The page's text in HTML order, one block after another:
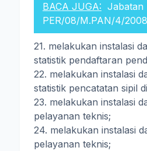
BACA JUGA: Jabatan
PER/08/M.PAN/4/2008
21. melakukan instalasi
statistik pendaftaran
22. melakukan instalasi
statistik pencatatan sipil
23. melakukan instalasi
pelayanan teknis;
24. melakukan instalasi
pelayanan teknis;